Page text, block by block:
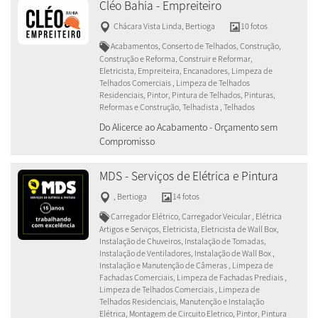
Cléo Bahia - Empreiteiro
Chácara Vista Linda Bertioga
10 fotos
Acabamentos, Conserto de Telhados, Construção,
Construção e Reforma, Construir e Reformar,
Eletricista, Empreiteira, Encanadores, Limpeza de
Telhados Comerciais , Limpeza de Telhados
Residenciais, Pintor, Pintura de Telhados, Pinturas,
Reformas e Construção, Telhadista , Telhados
Do Alicerce ao Acabamento - Orçamento sem
Compromisso
MDS - Serviços de Elétrica e Pintura
Bertioga
14 fotos
Carregador Elétrico, Carregador Veicular , Elétrica
Artigos e Serviços, Eletricista, Eletricista de Wall Box,
Instalação de Chuveiros, Instalação de Tomadas,
Instalação de Ventiladores, Instalação de Wall Box ,
Instalação e Manutenção de Câmeras , Limpeza de
Fachadas Comerciais, Limpeza de Fachadas Prediais ,
Limpeza de Telhados Comerciais , Limpeza de
Telhados Residenciais, Manutenção e Instalação
Elétrica, Montagem de Circuito Eletrico, Pintor, Pintura